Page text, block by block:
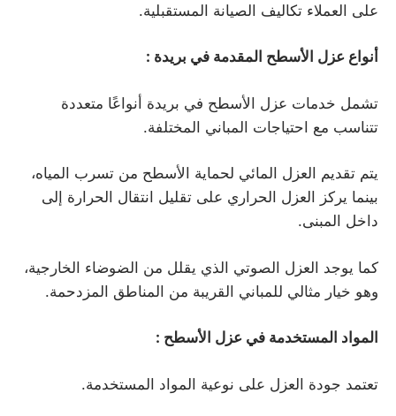
على العملاء تكاليف الصيانة المستقبلية.
أنواع عزل الأسطح المقدمة في بريدة :
تشمل خدمات عزل الأسطح في بريدة أنواعًا متعددة
تتناسب مع احتياجات المباني المختلفة.
يتم تقديم العزل المائي لحماية الأسطح من تسرب المياه،
بينما يركز العزل الحراري على تقليل انتقال الحرارة إلى
داخل المبنى.
كما يوجد العزل الصوتي الذي يقلل من الضوضاء الخارجية،
وهو خيار مثالي للمباني القريبة من المناطق المزدحمة.
المواد المستخدمة في عزل الأسطح :
تعتمد جودة العزل على نوعية المواد المستخدمة.